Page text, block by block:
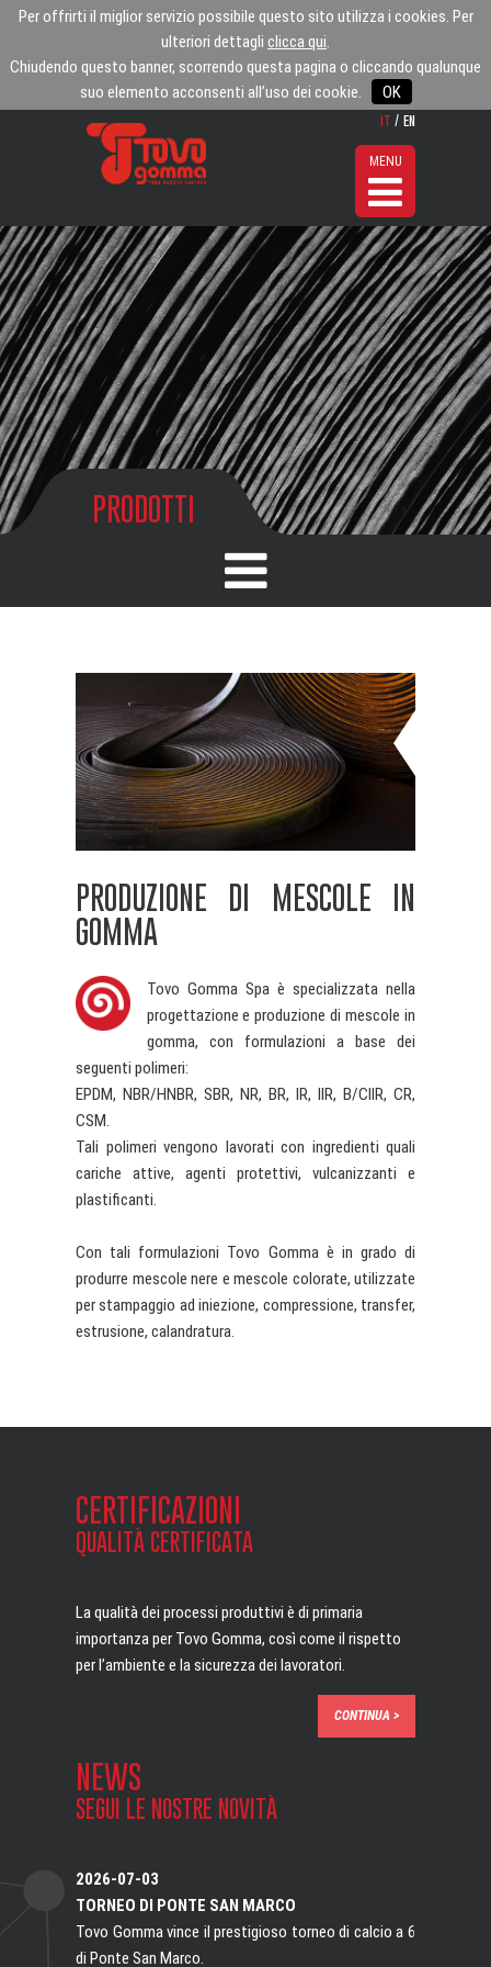
Per offrirti il miglior servizio possibile questo sito utilizza i cookies. Per
ulteriori dettagli clicca qui.
Chiudendo questo banner, scorrendo questa pagina o cliccando qualunque
suo elemento acconsenti all’uso dei cookie.
OK
it en
MENU
PRODOTTI
PRODUZIONE DI MESCOLE IN
GOMMA
Tovo Gomma Spa è specializzata nella
progettazione e produzione di mescole in
gomma, con formulazioni a base dei
seguenti polimeri:
EPDM, NBR/HNBR, SBR, NR, BR, IR, IIR, B/CIIR, CR,
CSM.
Tali polimeri vengono lavorati con ingredienti quali
cariche attive, agenti protettivi, vulcanizzanti e
plastificanti.
Con tali formulazioni Tovo Gomma è in grado di
produrre mescole nere e mescole colorate, utilizzate
per stampaggio ad iniezione, compressione, transfer,
estrusione, calandratura.
CERTIFICAZIONI
QUALITÀ CERTIFICATA
La qualità dei processi produttivi è di primaria
importanza per Tovo Gomma, così come il rispetto
per l’ambiente e la sicurezza dei lavoratori.
CONTINUA >
NEWS
SEGUI LE NOSTRE NOVITÀ
2026-07-03
TORNEO DI PONTE SAN MARCO
Tovo Gomma vince il prestigioso torneo di calcio a 6
di Ponte San Marco.